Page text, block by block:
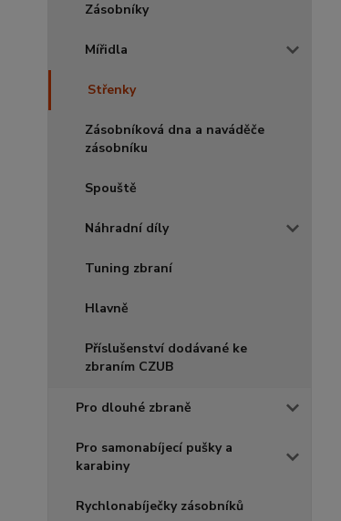
Zásobníky
Mířidla
Střenky
Zásobníková dna a naváděče
zásobníku
Spouště
Náhradní díly
Tuning zbraní
Hlavně
Příslušenství dodávané ke
zbraním CZUB
Pro dlouhé zbraně
Pro samonabíjecí pušky a
karabiny
Rychlonabíječky zásobníků